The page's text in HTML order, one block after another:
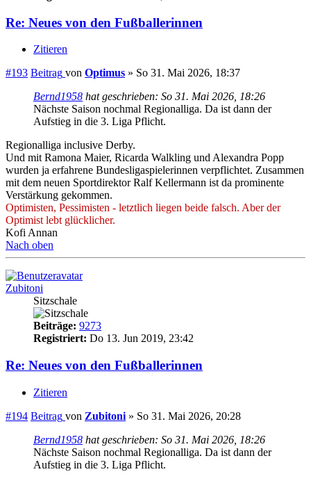
Re: Neues von den Fußballerinnen
Zitieren
#193 Beitrag von Optimus » So 31. Mai 2026, 18:37
Bernd1958 hat geschrieben: So 31. Mai 2026, 18:26
Nächste Saison nochmal Regionalliga. Da ist dann der
Aufstieg in die 3. Liga Pflicht.
Regionalliga inclusive Derby.
Und mit Ramona Maier, Ricarda Walkling und Alexandra Popp
wurden ja erfahrene Bundesligaspielerinnen verpflichtet. Zusammen
mit dem neuen Sportdirektor Ralf Kellermann ist da prominente
Verstärkung gekommen.
Optimisten, Pessimisten - letztlich liegen beide falsch. Aber der
Optimist lebt glücklicher.
Kofi Annan
Nach oben
Zubitoni
Sitzschale
Beiträge: 9273
Registriert: Do 13. Jun 2019, 23:42
Re: Neues von den Fußballerinnen
Zitieren
#194 Beitrag von Zubitoni » So 31. Mai 2026, 20:28
Bernd1958 hat geschrieben: So 31. Mai 2026, 18:26
Nächste Saison nochmal Regionalliga. Da ist dann der
Aufstieg in die 3. Liga Pflicht.